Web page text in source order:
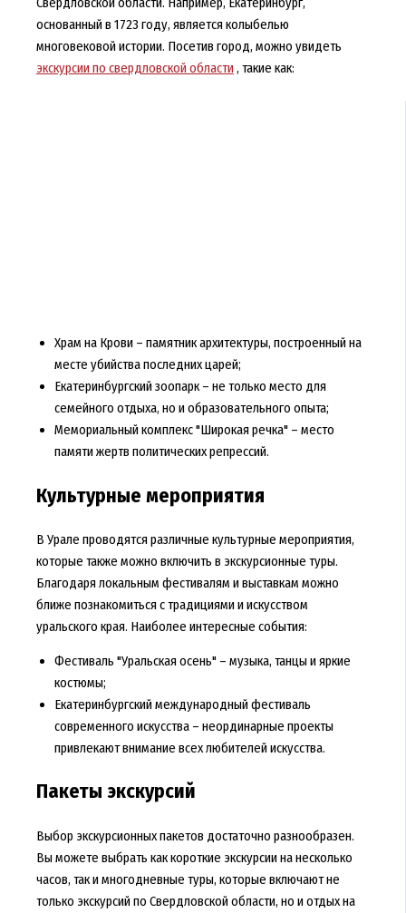
основанный в 1723 году, является колыбелью
многовековой истории. Посетив город, можно увидеть
экскурсии по свердловской области , такие как:
Храм на Крови – памятник архитектуры, построенный на
месте убийства последних царей;
Екатеринбургский зоопарк – не только место для
семейного отдыха, но и образовательного опыта;
Мемориальный комплекс "Широкая речка" – место
памяти жертв политических репрессий.
Культурные мероприятия
В Урале проводятся различные культурные мероприятия,
которые также можно включить в экскурсионные туры.
Благодаря локальным фестивалям и выставкам можно
ближе познакомиться с традициями и искусством
уральского края. Наиболее интересные события:
Фестиваль "Уральская осень" – музыка, танцы и яркие
костюмы;
Екатеринбургский международный фестиваль
современного искусства – неординарные проекты
привлекают внимание всех любителей искусства.
Пакеты экскурсий
Выбор экскурсионных пакетов достаточно разнообразен.
Вы можете выбрать как короткие экскурсии на несколько
часов, так и многодневные туры, которые включают не
только экскурсий по Свердловской области, но и отдых на